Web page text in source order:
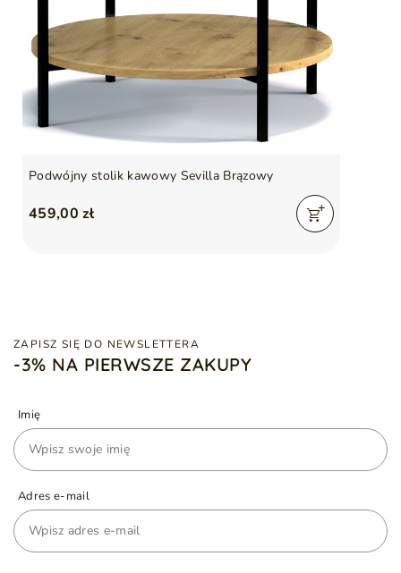
Podwójny stolik kawowy Sevilla Brązowy
459,00 zł
ZAPISZ SIĘ DO NEWSLETTERA
-3% NA PIERWSZE ZAKUPY
Imię
Adres e-mail